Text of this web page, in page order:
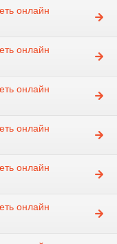
онлайн
онлайн
онлайн
онлайн
онлайн
онлайн